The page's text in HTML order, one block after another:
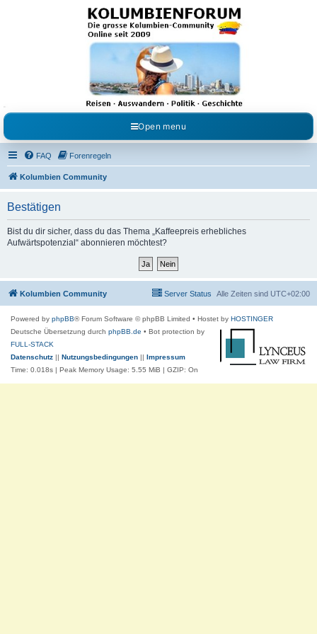
Kolumbienforum - Das
grosse Forum der
Freunde Kolumbiens
Reisen, Auswandern, Kultur, Politik, Geschichte und Visum in Kolumbien und Venezuela.
Austausch, Erfahrungen und Gemeinschaft im Kolumbienforum
Open menu
FAQ Forenregeln
Kolumbien Community
Bestätigen
Bist du dir sicher, dass du das Thema „Kaffeepreis erhebliches
Aufwärtspotenzial“ abonnieren möchtest?
Kolumbien Community Alle Zeiten sind UTC+02:00
Server Status
Powered by phpBB® Forum Software © phpBB Limited • Hostet by HOSTINGER
Deutsche Übersetzung durch phpBB.de • Bot protection by
FULL-STACK
Datenschutz
Nutzungsbedingungen
Impressum
Time: 0.018s | Peak Memory Usage: 5.55 MiB | GZIP: On